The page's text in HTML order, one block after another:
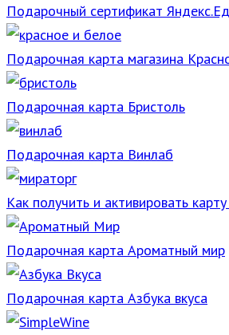
Подарочный сертификат
Подарочная карта магазина
Подарочная карта Бристоль
Подарочная карта Винлаб
Как получить и активировать
Подарочная карта Ароматный мир
Подарочная карта Азбука вкуса